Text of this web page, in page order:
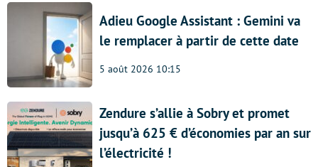
Adieu Google Assistant : Gemini va
le remplacer à partir de cette date
5 août 2026 10:15
Zendure s’allie à Sobry et promet
jusqu’à 625 € d’économies par an sur
l’électricité !